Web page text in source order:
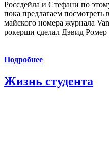
Россдейла и Стефани по
пока предлагаем
майского номера журнала
рокерши сделал Дэвид Ромер
Подробнее
Жизнь студента